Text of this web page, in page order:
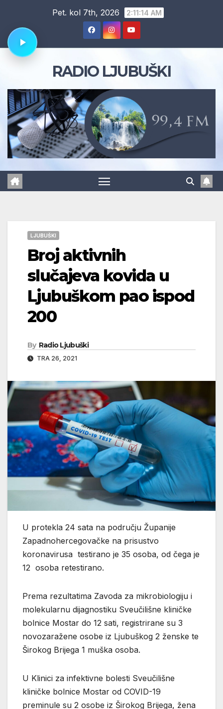
content
Pet. kol 7th, 2026 2:11:14 AM
RADIO LJUBUŠKI
LJUBUŠKI
Broj aktivnih
slučajeva kovida u
Ljubuškom pao ispod
200
By Radio Ljubuški
TRA 26, 2021
U protekla 24 sata na području Županije
Zapadnohercegovačke na prisustvo
koronavirusa testirano je 35 osoba, od čega je
12 osoba retestirano.
Prema rezultatima Zavoda za mikrobiologiju i
molekularnu dijagnostiku Sveučilišne kliničke
bolnice Mostar do 12 sati, registrirane su 3
novozaražene osobe iz Ljubuškog 2 ženske te
Širokog Brijega 1 muška osoba.
U Klinici za infektivne bolesti Sveučilišne
kliničke bolnice Mostar od COVID-19
preminule su 2 osobe iz Širokog Brijega, žena